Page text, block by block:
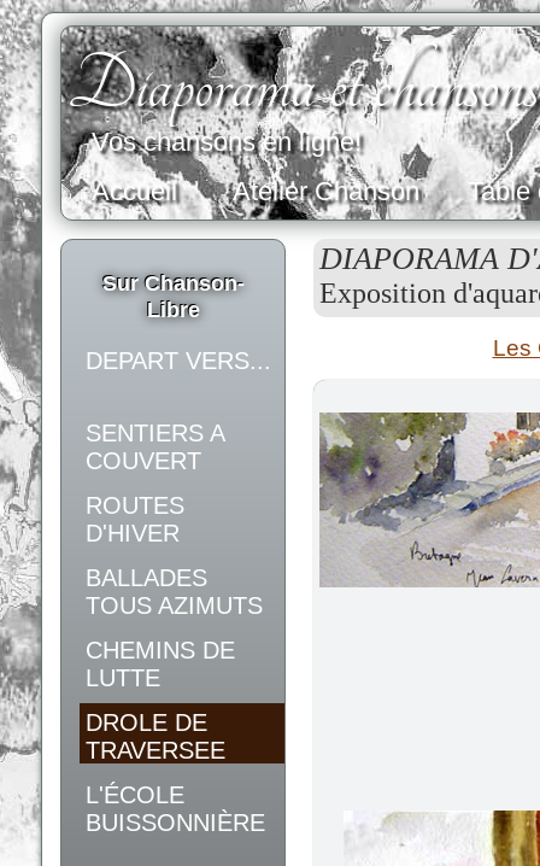
Diaporama et chansons
Vos chansons en ligne!
Accueil
Atelier Chanson Table
Sur Chanson-
Libre
DEPART VERS...
SENTIERS A
COUVERT
ROUTES
D'HIVER
BALLADES
TOUS AZIMUTS
CHEMINS DE
LUTTE
DROLE DE
TRAVERSEE
L'ÉCOLE
BUISSONNIÈRE
DIAPORAMA
Exposition
Les